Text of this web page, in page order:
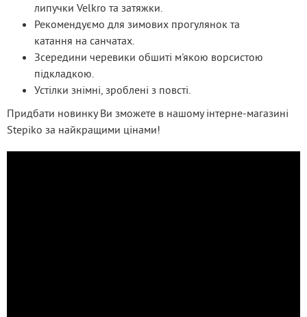
липучки Velkro та затяжки.
Рекомендуємо для зимових прогулянок та
катання на санчатах.
Зсередини черевики обшиті м'якою ворсистою
підкладкою.
Устілки знімні, зроблені з повсті.
Придбати новинку Ви зможете в нашому інтерне-магазині
Stepiko за найкращими цінами!